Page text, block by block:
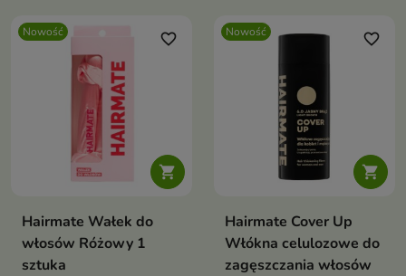
Nowość

favorite_border
Hairmate Wałek do
włosów Różowy 1
sztuka
Nowość

favorite_border
Hairmate Cover Up
Włókna celulozowe do
zagęszczania włosów